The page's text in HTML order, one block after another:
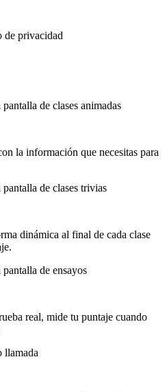
de privacidad
la información que necesitas para
dinámica al final de cada clase
real, mide tu puntaje cuando